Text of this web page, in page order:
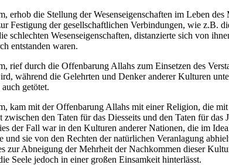
erhob die Stellung der Wesenseigenschaften im Leben
Festigung der gesellschaftlichen Verbindungen, wie z.B.
schlechten Wesenseigenschaften, distanzierte sich von
entstanden waren.
rief durch die Offenbarung Allahs zum Einsetzen des
während die Gelehrten und Denker anderer Kulturen
getötet.
kam mit der Offenbarung Allahs mit einer Religion, die
den Taten für das Diesseits und den Taten für
der Fall war in den Kulturen anderer Nationen, die im
und sie von den Rechten der natürlichen Veranlagung
zur Abneigung der Mehrheit der Nachkommen dieser
Seele jedoch in einer großen Einsamkeit hinterlässt.